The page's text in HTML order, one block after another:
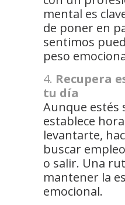
mental es
de poner en
sentimos
peso
Recupera
tu día
Aunque estés
establece
levantarte,
buscar
o salir. Una
mantener la
emocional.